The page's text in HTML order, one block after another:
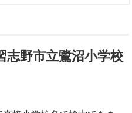
志野市立鷺沼小学校